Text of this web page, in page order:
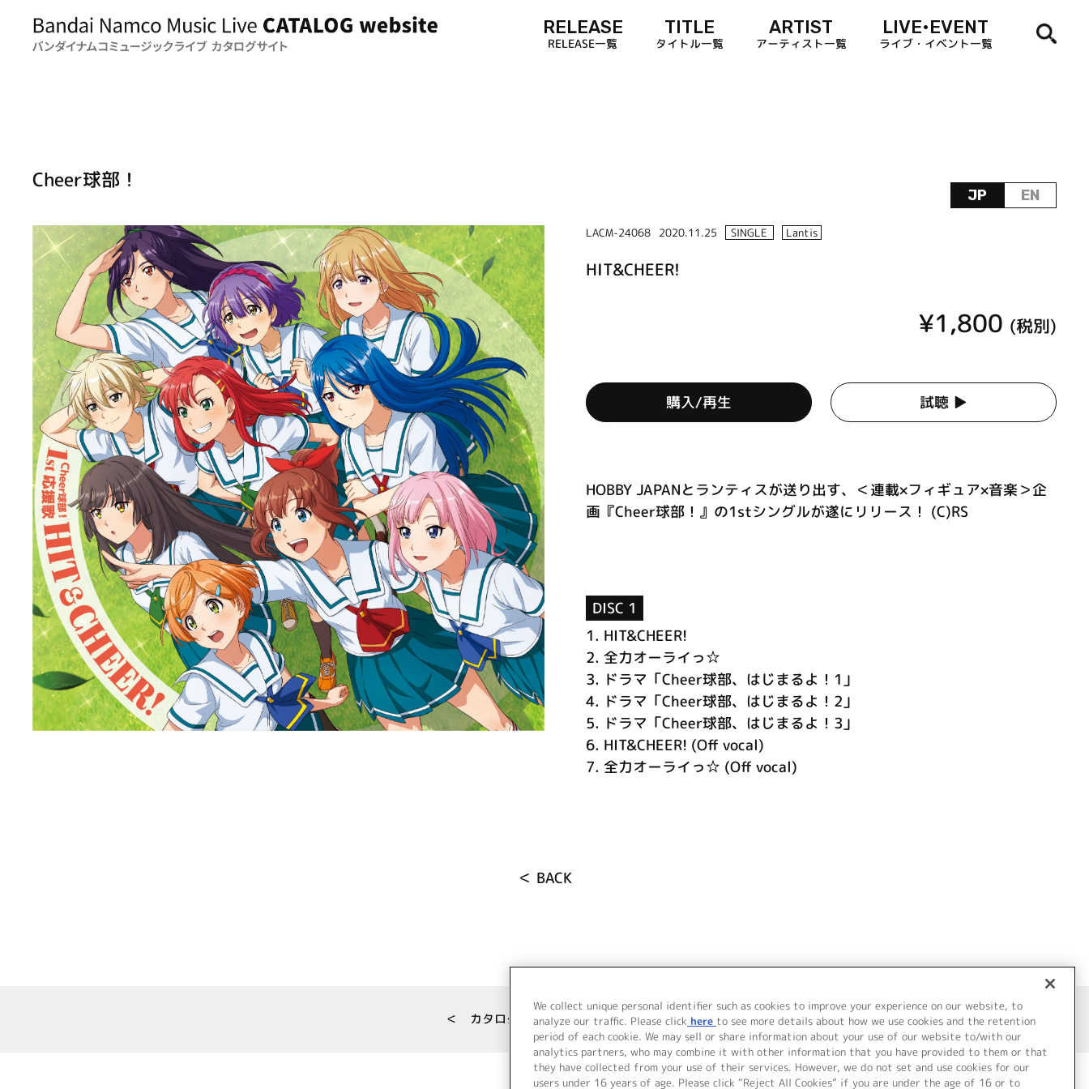
RELEASE
RELEASE一覧
TITLE
タイトル一覧
ARTIST
アーティスト一覧
LIVE•EVENT
ライブ・イベント一覧
JP EN
Cheer球部！
LACM-24068 2020.11.25 SINGLE Lantis
HIT&CHEER!
¥1,800 (税別)
購入/再生 試聴 ▶︎
HOBBY JAPANとランティスが送り出す、＜連載×フィギュア×音楽＞企
画『Cheer球部！』の1stシングルが遂にリリース！ (C)RS
DISC 1
1. HIT&CHEER!
2. 全力オーライっ☆
3. ドラマ「Cheer球部、はじまるよ！1」
4. ドラマ「Cheer球部、はじまるよ！2」
5. ドラマ「Cheer球部、はじまるよ！3」
6. HIT&CHEER! (Off vocal)
7. 全力オーライっ☆ (Off vocal)
＜ BACK
＜ カタログサイト トップページへ
We collect unique personal identifier such as cookies to improve your experience on our website, to
analyze our traffic. Please click here to see more details about how we use cookies and the retention
period of each cookie. We may sell or share information about your use of our website to/with our
analytics partners, who may combine it with other information that you have provided to them or that
they have collected from your use of their services. However, we do not set and use cookies for our
users under 16 years of age. Please click “Reject All Cookies” if you are under the age of 16 or to